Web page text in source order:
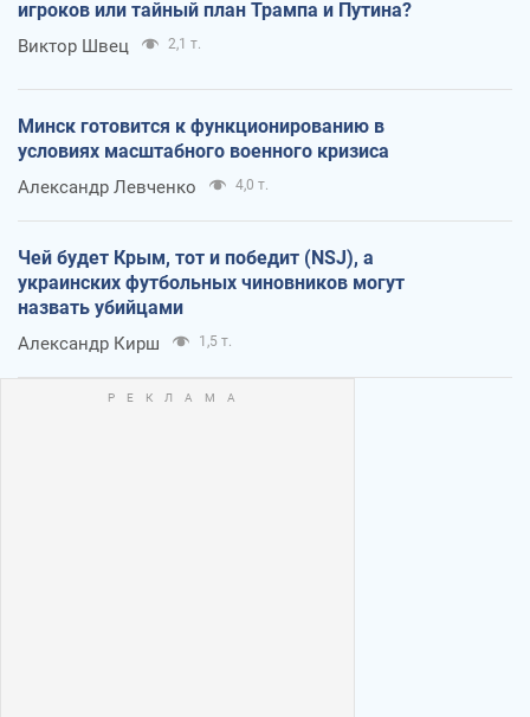
игроков или тайный план Трампа и Путина?
Виктор Швец 2,1 т.
Минск готовится к функционированию в
условиях масштабного военного кризиса
Александр Левченко 4,0 т.
Чей будет Крым, тот и победит (NSJ), а
украинских футбольных чиновников могут
назвать убийцами
Александр Кирш 1,5 т.